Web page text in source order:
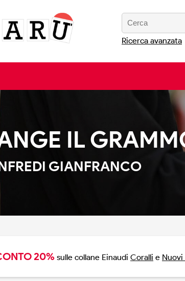
Ricerca avanzata
IL
GIANFRANCO
20% sulle collane Einaudi Coralli e Nuovi